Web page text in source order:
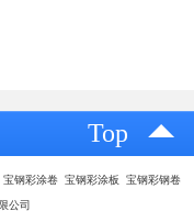
Top
钢彩涂卷 宝钢彩涂板 宝钢彩钢卷
公司